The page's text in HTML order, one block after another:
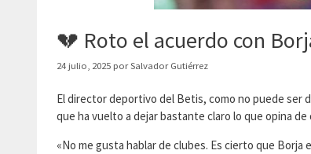
💔 Roto el acuerdo con
24 julio, 2025 porSalvador Gutiérrez
El director deportivo del Betis, como no puede ser
que ha vuelto a dejar bastante claro lo que opina
«No me gusta hablar de clubes. Es cierto que